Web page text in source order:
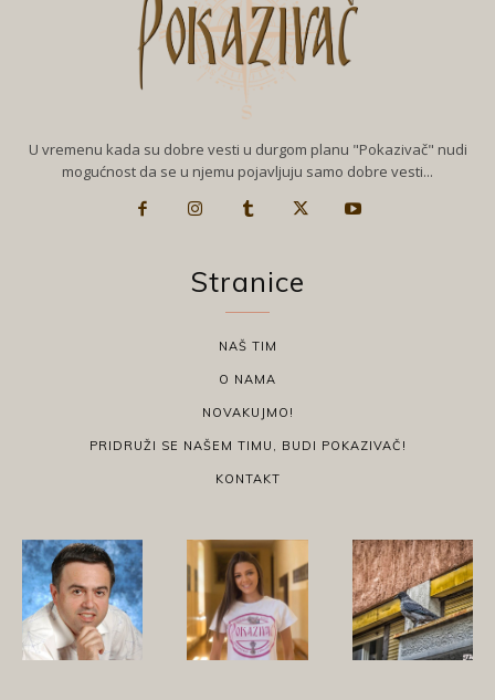
U vremenu kada su dobre vesti u durgom planu "Pokazivač" nudi
mogućnost da se u njemu pojavljuju samo dobre vesti...
Stranice
NAŠ TIM
O NAMA
NOVAKUJMO!
PRIDRUŽI SE NAŠEM TIMU, BUDI POKAZIVAČ!
KONTAKT